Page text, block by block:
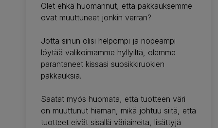
Olet ehkä huomannut, että pakkauksemme
ovat muuttuneet jonkin verran?
Jotta sinun olisi helpompi ja nopeampi
löytää valikoimamme hyllyiltä, olemme
parantaneet kissasi suosikkiruokien
pakkauksia.
Saatat myös huomata, että tuotteen väri
on muuttunut hieman, mikä johtuu siitä, että
tuotteet eivät sisällä väriaineita, lisättyjä